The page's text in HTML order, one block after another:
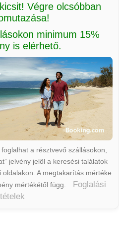
Végre olcsóbban
minimum 15%
is elérhető.
a résztvevő szállásokon,
jelvény jelöl a keresési találatok
A megtakarítás mértéke
mértékétől függ.
Foglalási